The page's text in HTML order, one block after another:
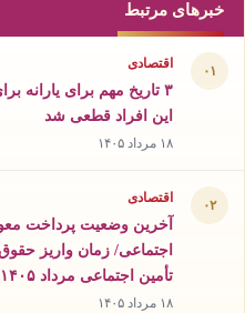
خبرهای مرتبط
۰۱ اقتصادی
۳ تاریخ مهم برای یارانه
این افراد قطعی شد
۱۸ مرداد ۱۴۰۵
۰۲ اقتصادی
آخرین وضعیت پرداخت
اجتماعی/ زمان واریز
تأمین اجتماعی مرداد ۱۴۰۵
۱۸ مرداد ۱۴۰۵